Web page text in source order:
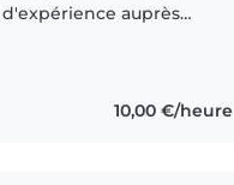
auprès
10,00 €/heure